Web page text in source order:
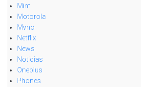
Mint
Motorola
Mvno
Netflix
News
Noticias
Oneplus
Phones